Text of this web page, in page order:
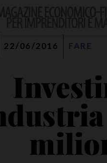
22/06/2016 FARE